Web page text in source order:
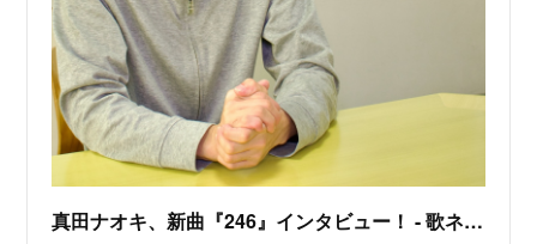
真田ナオキ、新曲『246』インタビュー！ - 歌ネット